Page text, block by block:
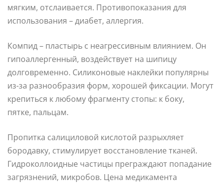
мягким, отслаивается. Противопоказания для
использования – диабет, аллергия.
Компид – пластырь с неагрессивным влиянием. Он
гипоаллергенный, воздействует на шипицу
долговременно. Силиконовые наклейки популярны
из-за разнообразия форм, хорошей фиксации. Могут
крепиться к любому фрагменту стопы: к боку,
пятке, пальцам.
Пропитка салициловой кислотой разрыхляет
бородавку, стимулирует восстановление тканей.
Гидроколлоидные частицы преграждают попадание
загрязнений, микробов. Цена медикамента